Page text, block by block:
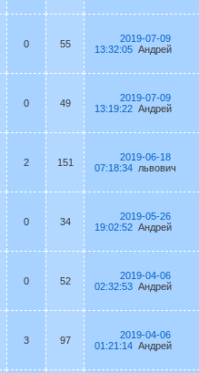
0
55
2019-07-09
13:32:05 Андрей
0
49
2019-07-09
13:19:22 Андрей
2 151
2019-06-18
07:18:34 львович
0
34
2019-05-26
19:02:52 Андрей
0
52
2019-04-06
02:32:53 Андрей
3 97
2019-04-06
01:21:14 Андрей